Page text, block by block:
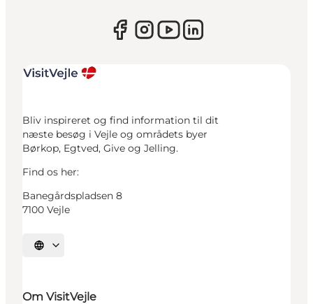
Bliv inspireret og find information til dit
næste besøg i Vejle og områdets byer
Børkop, Egtved, Give og Jelling.
Find os her:
Banegårdspladsen 8
7100 Vejle
Vælg sprog
Om VisitVejle